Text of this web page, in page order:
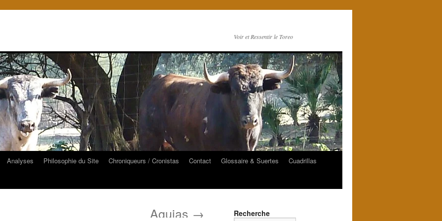
Voir et Ressentir le Toreo
Analyses Philosophie du Site Chroniqueurs / Cronistas Contact Glossaire & Suertes
Cuadrillas
Agujas → Recherche